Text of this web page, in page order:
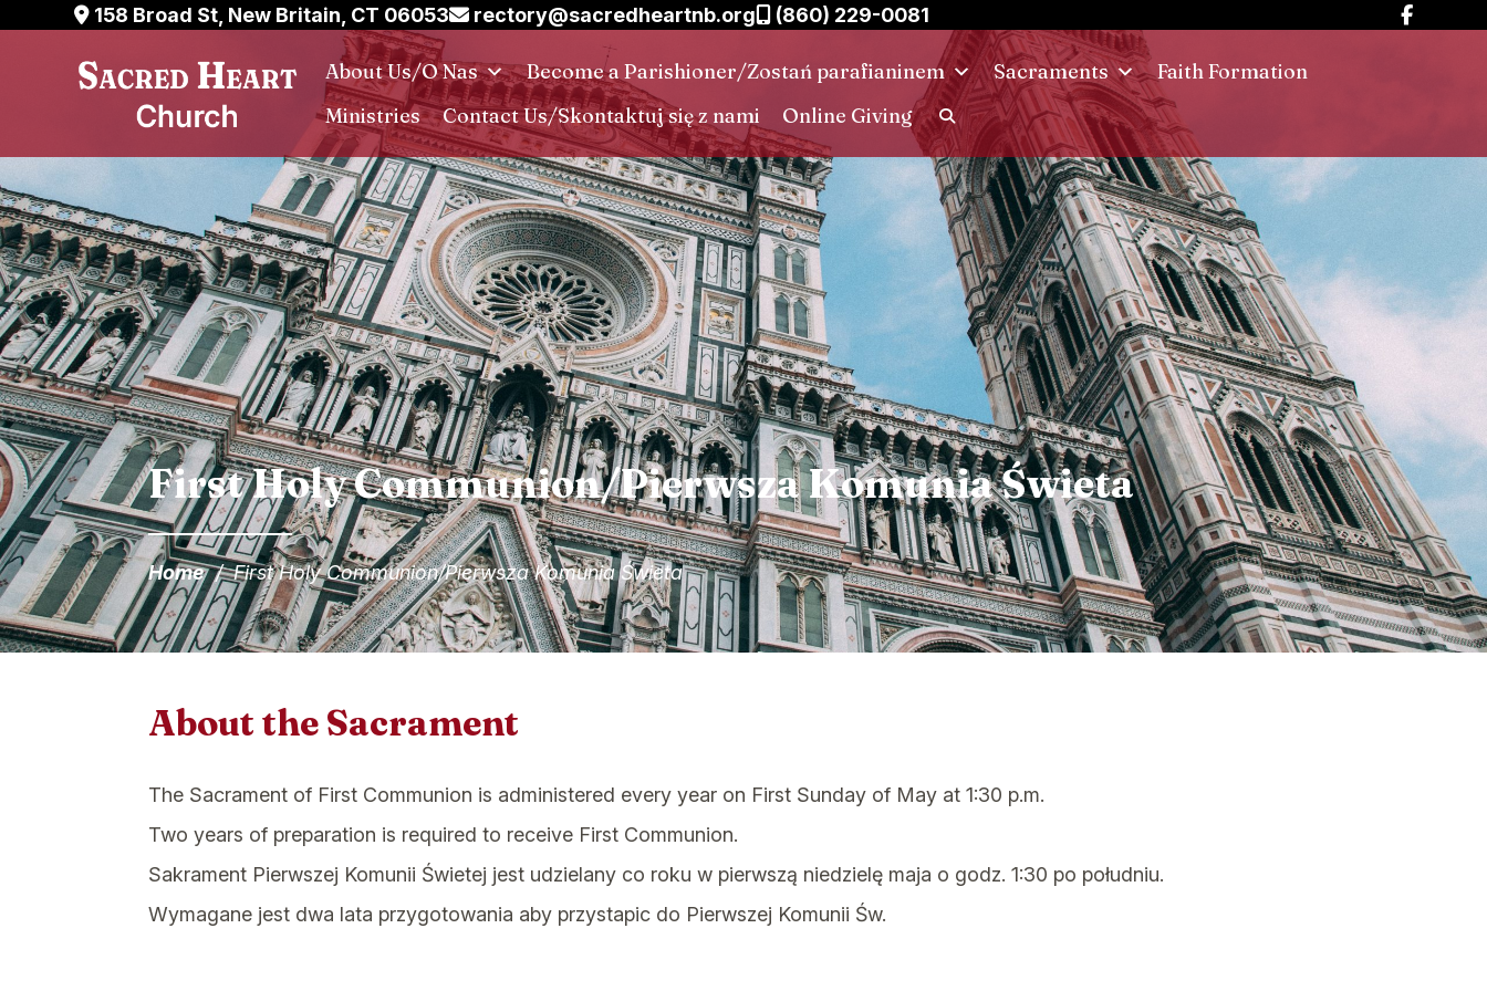
158 Broad St, New Britain, CT 06053 rectory@sacredheartnb.org (860) 229-0081
About Us/O Nas Become a Parishioner/Zostań parafianinem Sacraments
Faith Formation
Ministries
Contact Us/Skontaktuj się z nami Online Giving
First Holy Communion/Pierwsza Komunia Świeta
Home/First Holy Communion/Pierwsza Komunia Świeta
About the Sacrament
The Sacrament of First Communion is administered every year on First Sunday of May at 1:30 p.m.
Two years of preparation is required to receive First Communion.
Sakrament Pierwszej Komunii Świetej jest udzielany co roku w pierwszą niedzielę maja o godz. 1:30 po południu.
Wymagane jest dwa lata przygotowania aby przystapic do Pierwszej Komunii Św.